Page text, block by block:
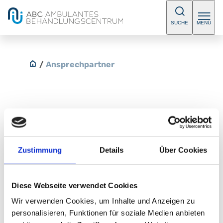
Zustimmung Details Über Cookies
Diese Webseite verwendet Cookies
Wir verwenden Cookies, um Inhalte und Anzeigen zu
personalisieren, Funktionen für soziale Medien anbieten
SUCHE MENÜ
/ Ansprechpartner
Dr. med. Melinda Donga-Roos
Fachärztin/ Facharzt für Urologie
Kontakt
E-Mail: abc@klinikum-nuernberg.de